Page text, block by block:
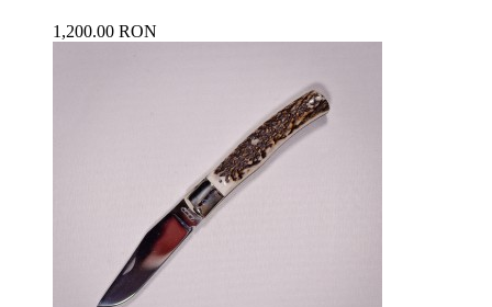
1,200.00 RON